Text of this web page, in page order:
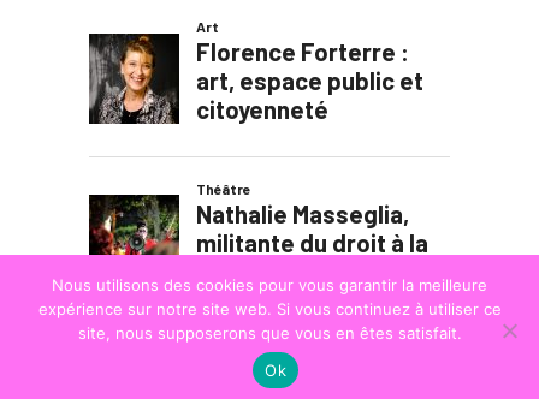
© COPYRIGHTLA STRADA
Nous utilisons des cookies pour vous garantir la meilleure
expérience sur notre site web. Si vous continuez à utiliser ce
site, nous supposerons que vous en êtes satisfait.
Ok